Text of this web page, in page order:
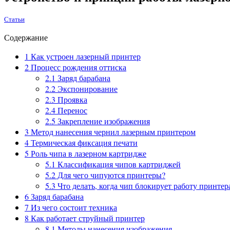
Статьи
Содержание
1 Как устроен лазерный принтер
2Процесс рождения оттиска
2.1 Заряд барабана
2.2Экспонирование
2.3 Проявка
2.4Перенос
2.5 Закрепление изображения
3 Метод нанесения чернил лазерным принтером
4Термическая фиксация печати
5 Роль чипа в лазерном картридже
5.1 Классификация чипов картриджей
5.2 Для чего чипуются принтеры?
5.3 Что делать, когда чип блокирует работу
6Заряд барабана
7 Из чего состоит техника
8 Как работает струйный принтер